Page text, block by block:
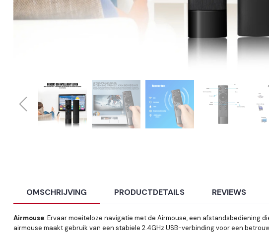
OMSCHRIJVING PRODUCTDETAILS REVIEWS
Airmouse: Ervaar moeiteloze navigatie met de Airmouse, een afstandsbediening
airmouse maakt gebruik van een stabiele 2.4GHz USB-verbinding voor een